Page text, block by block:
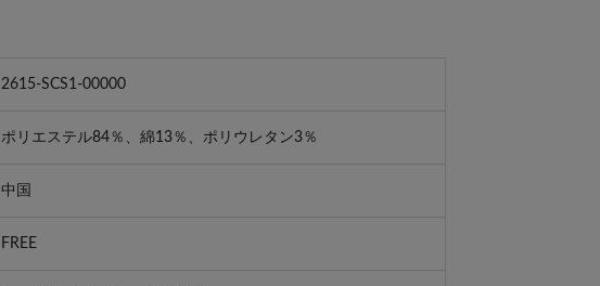
2615-SCS1-00000
ポリエステル84％、綿13％、ポリウレタン3％
中国
FREE